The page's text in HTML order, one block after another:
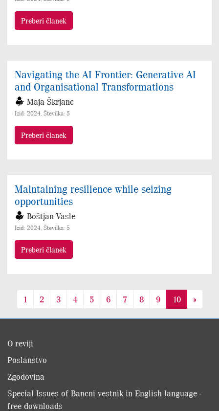
Preberi članek
Navigating the AI Frontier: Generative AI
and Organisational Transformations
Maja Škrjanc
Izid: 2024, Številka: 5
Preberi članek
Maintaining resilience while seizing
opportunities
Boštjan Vasle
Izid: 2024, Številka: 5
Preberi članek
1 2 3 4 5 6 7 8 9 10 »
O reviji
Poslanstvo
Zgodovina
Special Issues of Bancni vestnik in English language -
free downloads